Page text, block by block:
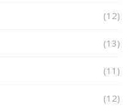
(12)
(13)
(11)
(12)